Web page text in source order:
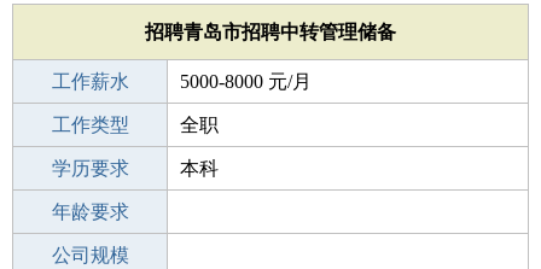
招聘青岛市招聘中转管理储备
工作薪水 5000-8000 元/月
招聘人数 5人
工作类型 全职
性别要求 -
学历要求 本科
工作经验
年龄要求
工作地点
公司规模